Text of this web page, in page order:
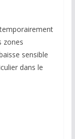
zones
sensible
dans le